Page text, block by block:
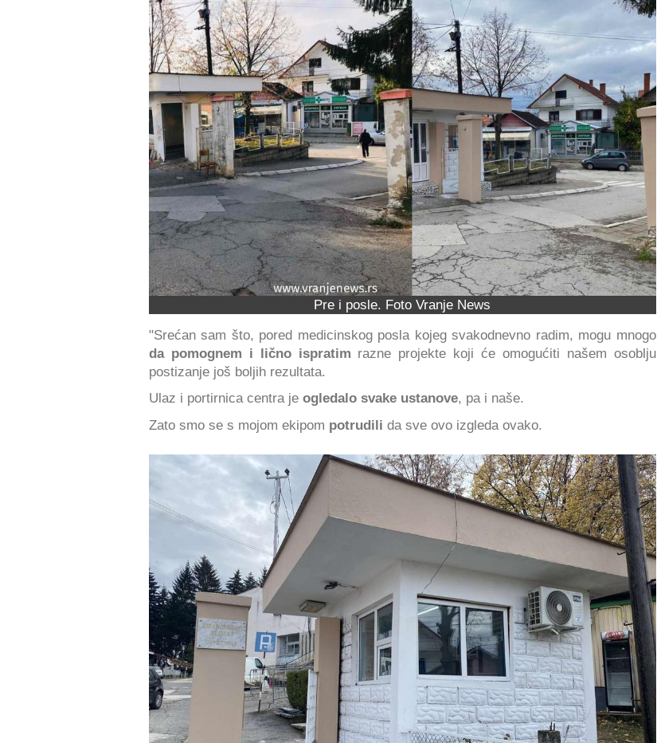
Pre i posle. Foto Vranje News
"Srećan sam što, pored medicinskog posla kojeg svakodnevno radim, mogu mnogo
da pomognem i lično ispratim razne projekte koji će omogućiti našem osoblju
postizanje još boljih rezultata.
Ulaz i portirnica centra je ogledalo svake ustanove, pa i naše.
Zato smo se s mojom ekipom potrudili da sve ovo izgleda ovako.